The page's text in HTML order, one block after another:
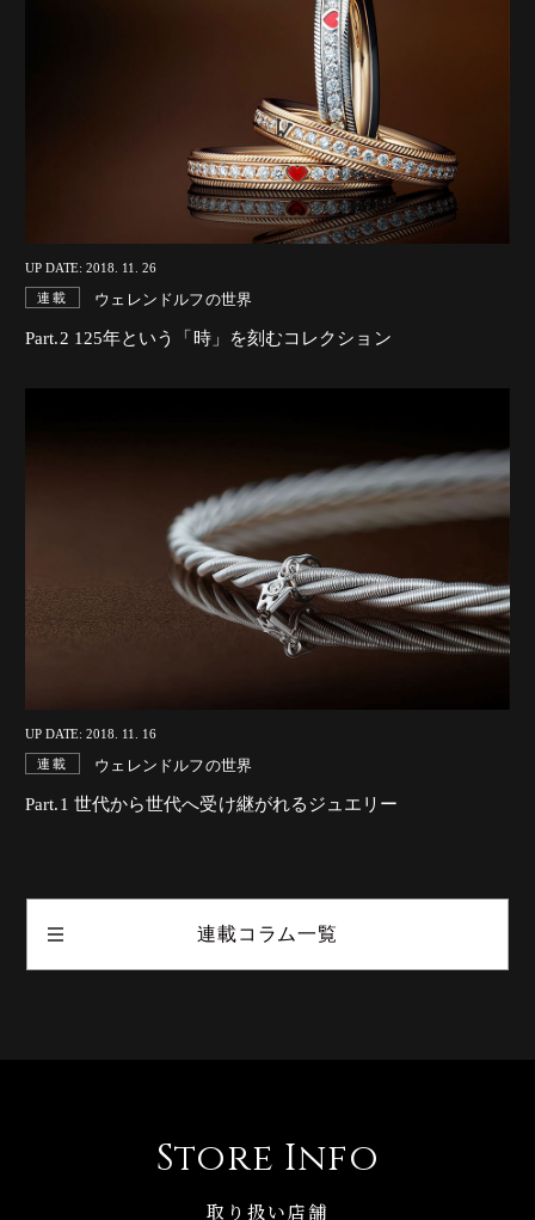
UP DATE: 2018. 11. 26
連載 ウェレンドルフの世界
Part.2 125年という「時」を刻むコレクション
UP DATE: 2018. 11. 16
連載 ウェレンドルフの世界
Part.1 世代から世代へ受け継がれるジュエリー
連載コラム一覧
Store Info
取り扱い店舗